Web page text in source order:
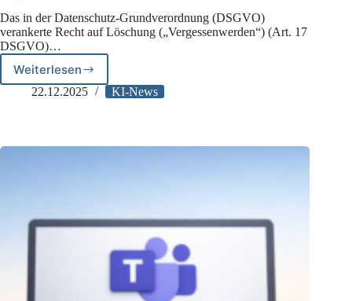
Das in der Datenschutz-Grundverordnung (DSGVO)
verankerte Recht auf Löschung („Vergessenwerden“) (Art. 17
DSGVO)…
Weiterlesen
Influence-
guided
das
22.12.2025 KI-News